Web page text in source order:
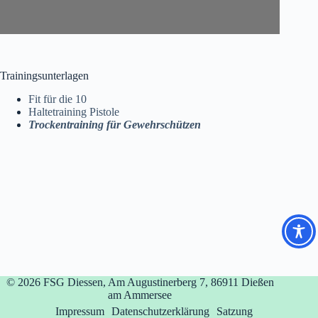
Trainingsunterlagen
Fit für die 10
Haltetraining Pistole
Trockentraining für Gewehrschützen
© 2026 FSG Diessen, Am Augustinerberg 7, 86911 Dießen
am Ammersee
Impressum Datenschutzerklärung Satzung